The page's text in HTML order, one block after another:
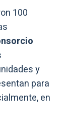
100
y
para
en